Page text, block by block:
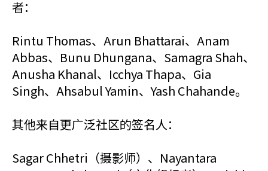
者：
Rintu Thomas、Arun Bhattarai、Anam
Abbas、Bunu Dhungana、Samagra Shah、
Anusha Khanal、Icchya Thapa、Gia
Singh、Ahsabul Yamin、Yash Chahande。
其他来自更广泛社区的签名人：
Sagar Chhetri（摄影师）、Nayantara